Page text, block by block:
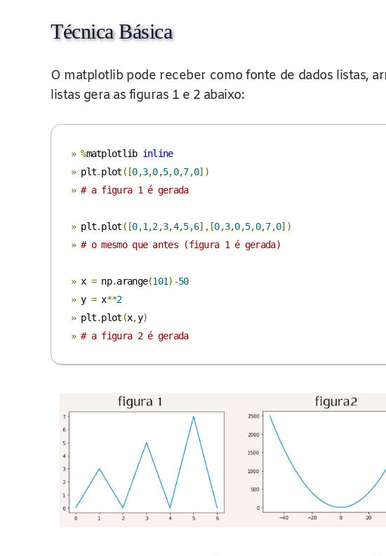
Técnica Básica
O matplotlib pode receber como fonte de dados listas,
listas gera as figuras 1 e 2 abaixo:
» %matplotlib inline
» plt.plot ([0,3,0,5,0,7,0])
» # a figura 1 é gerada
» plt.plot ([0,1 ,2,3,4,5,6],[0,3,0,5,0,7,0])
» # o mesmo que antes (figura 1 é gerada)
» x = np.arange(101)-50
» y = x**2
» plt.plot (x,y)
» # a figura 2 é gerada